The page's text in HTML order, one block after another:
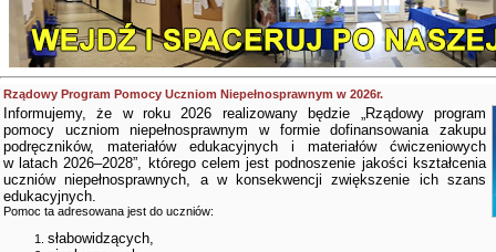
Rządowy Program Pomocy Uczniom Niepełnosprawnym w 2026r.
Informujemy, że w roku 2026 realizowany będzie „Rządowy program
pomocy uczniom niepełnosprawnym w formie dofinansowania zakupu
podręczników, materiałów edukacyjnych i materiałów ćwiczeniowych
w latach 2026–2028”, którego celem jest podnoszenie jakości kształcenia
uczniów niepełnosprawnych, a w konsekwencji zwiększenie ich szans
edukacyjnych.
Pomoc ta adresowana jest do uczniów:
słabowidzących,